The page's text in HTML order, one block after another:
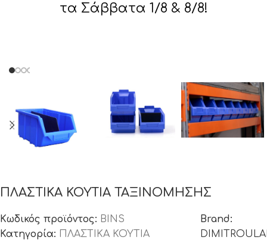
τα Σάββατα 1/8 & 8/8!
ΠΛΑΣΤΙΚΑ ΚΟΥΤΙΑ ΤΑΞΙΝΟΜΗΣΗΣ
Κωδικός προϊόντος: BINS
Κατηγορία:
ΠΛΑΣΤΙΚΑ ΚΟΥΤΙΑ
Brand: